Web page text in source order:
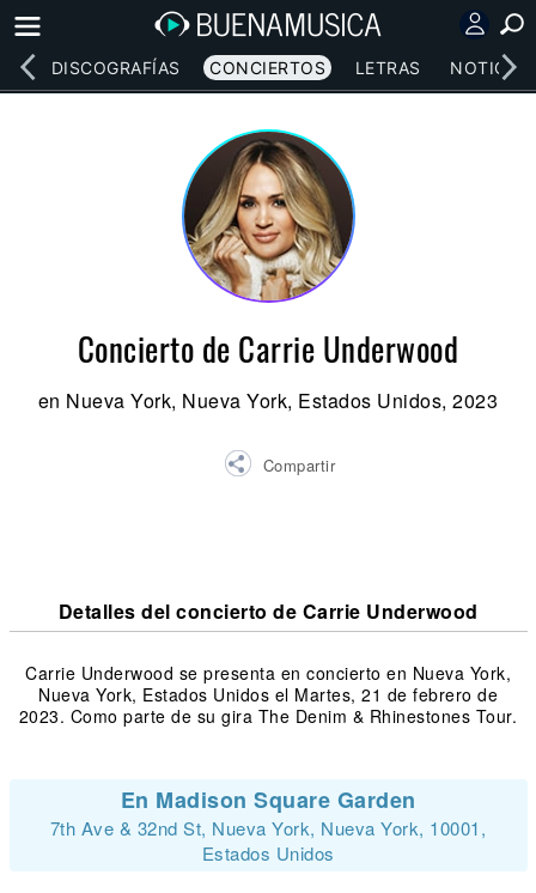
DISCOGRAFÍAS CONCIERTOS LETRAS NOTICIAS
Concierto de Carrie Underwood
en Nueva York, Nueva York, Estados Unidos, 2023
Compartir
Detalles del concierto de Carrie Underwood
Carrie Underwood se presenta en concierto en Nueva York,
Nueva York, Estados Unidos el Martes, 21 de febrero de
2023. Como parte de su gira The Denim & Rhinestones Tour.
En Madison Square Garden
7th Ave & 32nd St, Nueva York, Nueva York, 10001,
Estados Unidos